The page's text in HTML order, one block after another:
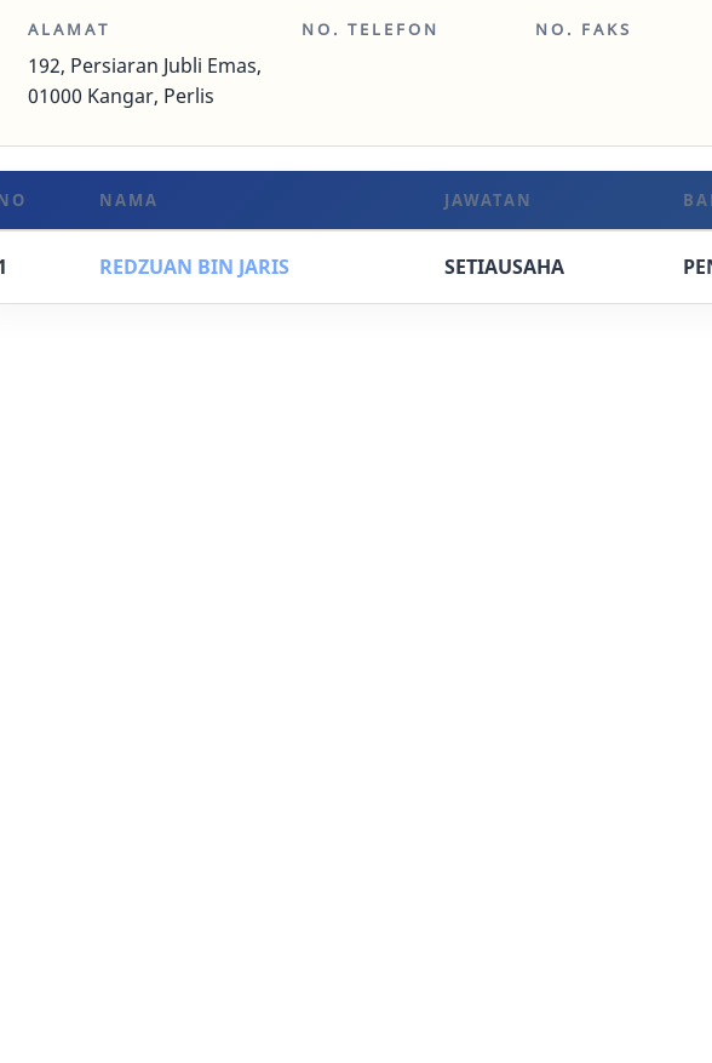
ALAMAT
192, Persiaran Jubli Emas,
01000 Kangar, Perlis
NO. TELEFON NO. FAKS
NAMA JAWATAN
REDZUAN BIN JARIS SETIAUSAHA